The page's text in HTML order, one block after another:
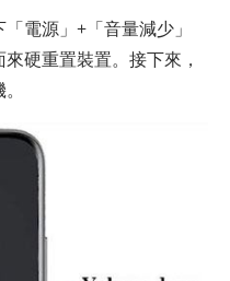
電源」+「音量減少」
硬重置裝置。接下來，